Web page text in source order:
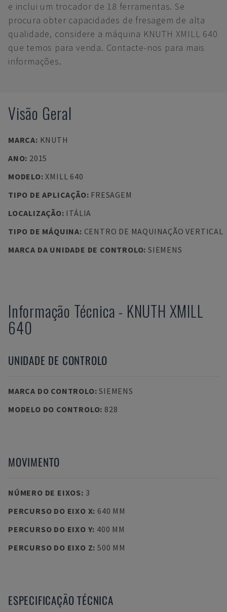
e inclui um trocador de 18 ferramentas. Se
procura obter capacidades de fresagem de alta
qualidade, considere a máquina KNUTH XMILL 640
que temos para venda. Contacte-nos para mais
informações.
Visão Geral
MARCA: KNUTH
ANO: 2015
MODELO:XMILL 640
TIPO DE APLICAÇÃO: FRESAGEM
LOCALIZAÇÃO: ITÁLIA
TIPO DE MÁQUINA: CENTRO DE MAQUINAÇÃO VERTICAL
MARCA DA UNIDADE DE CONTROLO: SIEMENS
Informação Técnica - KNUTH XMILL
640
UNIDADE DE CONTROLO
MARCA DO CONTROLO:SIEMENS
MODELO DO CONTROLO: 828
MOVIMENTO
NÚMERO DE EIXOS: 3
PERCURSO DO EIXO X: 640 MM
PERCURSO DO EIXO Y: 400 MM
PERCURSO DO EIXO Z: 500 MM
ESPECIFICAÇÃO TÉCNICA